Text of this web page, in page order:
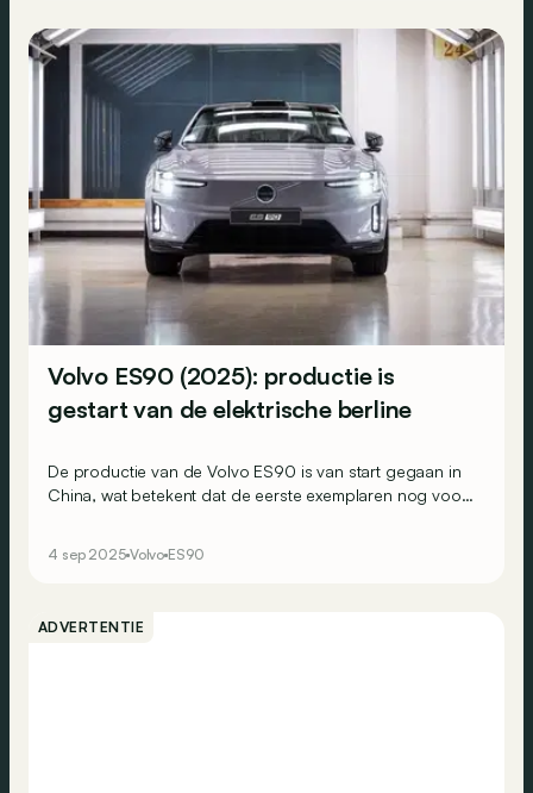
Volvo ES90 (2025): productie is
gestart van de elektrische berline
De productie van de Volvo ES90 is van start gegaan in
China, wat betekent dat de eerste exemplaren nog voor
4 sep 2025 Volvo ES90
ADVERTENTIE